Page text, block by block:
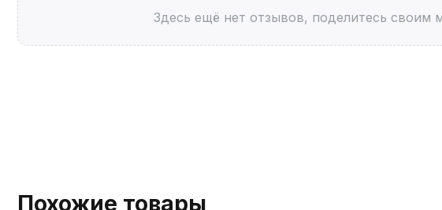
Здесь ещё нет отзывов, поделитесь своим
Похожие товары